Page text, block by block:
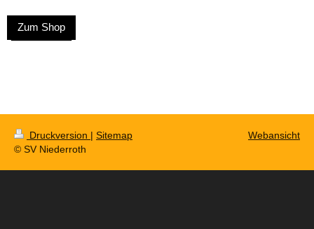
Zum Shop
Druckversion | Sitemap
© SV Niederroth
Webansicht